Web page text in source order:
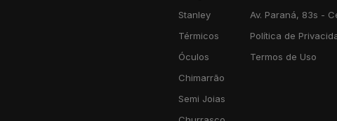
Stanley
Térmicos
Óculos
Chimarrão
Semi Joias
Av. Paraná, 83s -
Política de
Termos de Uso